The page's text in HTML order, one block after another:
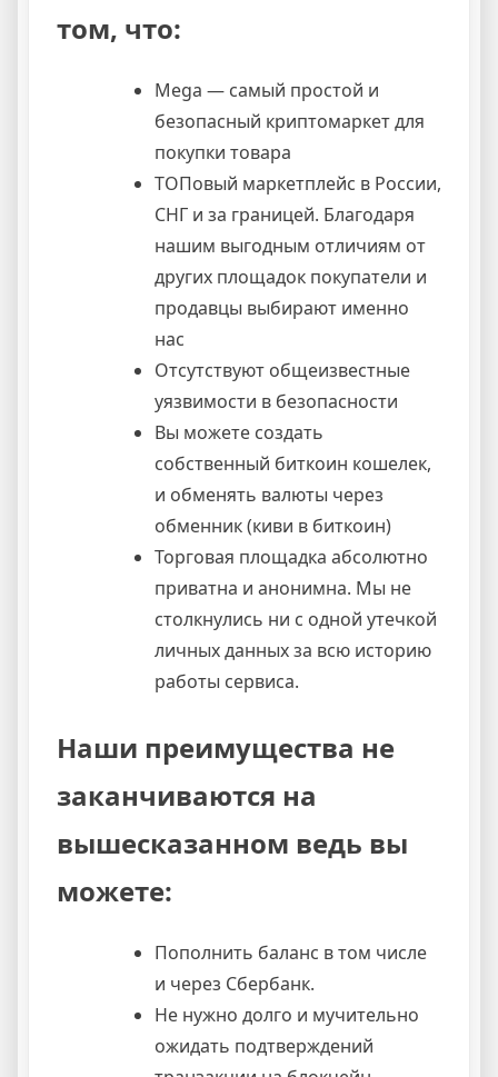
том, что:
Mega — самый простой и
безопасный криптомаркет для
покупки товара
ТОПовый маркетплейс в России,
СНГ и за границей. Благодаря
нашим выгодным отличиям от
других площадок покупатели и
продавцы выбирают именно
нас
Отсутствуют общеизвестные
уязвимости в безопасности
Вы можете создать
собственный биткоин кошелек,
и обменять валюты через
обменник (киви в биткоин)
Торговая площадка абсолютно
приватна и анонимна. Мы не
столкнулись ни с одной утечкой
личных данных за всю историю
работы сервиса.
Наши преимущества не
заканчиваются на
вышесказанном ведь вы
можете:
Пополнить баланс в том числе
и через Сбербанк.
Не нужно долго и мучительно
ожидать подтверждений